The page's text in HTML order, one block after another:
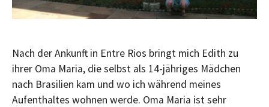
Nach der Ankunft in Entre Rios bringt mich Edith zu
ihrer Oma Maria, die selbst als 14-jähriges Mädchen
nach Brasilien kam und wo ich während meines
Aufenthaltes wohnen werde. Oma Maria ist sehr